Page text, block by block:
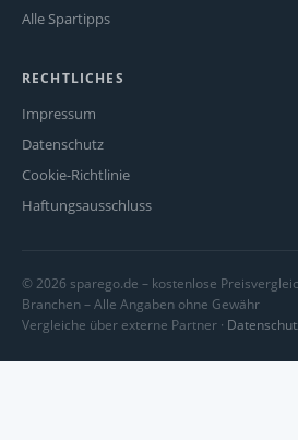
Alle Spartipps
RECHTLICHES
Impressum
Datenschutz
Cookie-Richtlinie
Haftungsausschluss
© 2026 sparego.de – kostenlose
Branchen – Alle Angaben ohne Gewähr
Vergleiche über externe Partner ·